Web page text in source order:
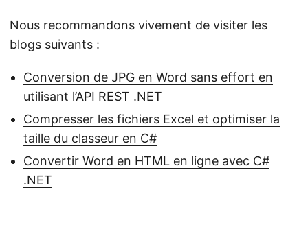
Nous recommandons vivement de visiter les
blogs suivants :
Conversion de JPG en Word sans effort en
utilisant l’API REST .NET
Compresser les fichiers Excel et optimiser la
taille du classeur en C#
Convertir Word en HTML en ligne avec C#
.NET